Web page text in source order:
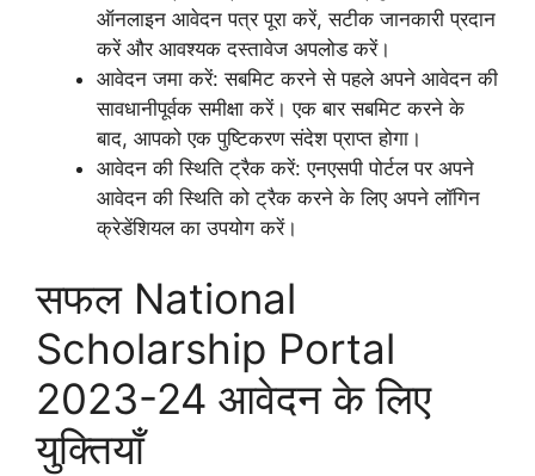
ऑनलाइन आवेदन पत्र पूरा करें, सटीक जानकारी प्रदान
करें और आवश्यक दस्तावेज अपलोड करें।
आवेदन जमा करें: सबमिट करने से पहले अपने आवेदन की
सावधानीपूर्वक समीक्षा करें। एक बार सबमिट करने के
बाद, आपको एक पुष्टिकरण संदेश प्राप्त होगा।
आवेदन की स्थिति ट्रैक करें: एनएसपी पोर्टल पर अपने
आवेदन की स्थिति को ट्रैक करने के लिए अपने लॉगिन
क्रेडेंशियल का उपयोग करें।
सफल National
Scholarship Portal
2023-24 आवेदन के लिए
युक्तियाँ